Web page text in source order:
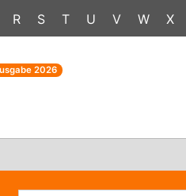
R S T U V W X
2026